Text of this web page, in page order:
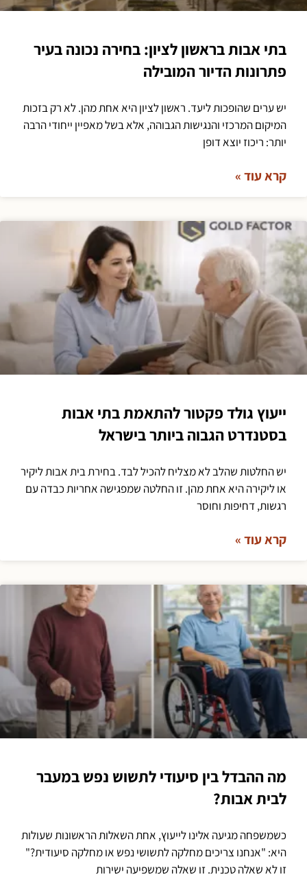
הגדרות פרטיות
כדי להעניק את החוויה הטובה ביותר, אנו משתמשים בטכנולוגיות כגון עוגיות (Cookies) לשם
אחסון ו/או גישה למידע במכשיר שלך. הסכמה לשימוש בטכנולוגיות אלו תאפשר לנו לעבד
נתונים כגון התנהגות גלישה או מזהים ייחודיים באתר זה. אי־הסכמה או ביטול הסכמה עלולים
תנאי שימוש באתר
בתי אבות בראשון לציון: בחירה נכונה בעיר
פתרונות הדיור המובילה
יש ערים שהופכות ליעד. ראשון לציון היא אחת מהן. לא רק בזכות
המיקום המרכזי והנגישות הגבוהה, אלא בשל מאפיין ייחודי הרבה
יותר: ריכוז יוצא דופן
קרא עוד »
ייעוץ גולד פקטור להתאמת בתי אבות
בסטנדרט הגבוה ביותר בישראל
יש החלטות שהלב לא מצליח להכיל לבד. בחירת בית אבות ליקיר
או ליקירה היא אחת מהן. זו החלטה שמפגישה אחריות כבדה עם
רגשות, דחיפות וחוסר
קרא עוד »
מה ההבדל בין סיעודי לתשוש נפש במעבר
לבית אבות?
כשמשפחה מגיעה אלינו לייעוץ, אחת השאלות הראשונות שעולות
היא: "אנחנו צריכים מחלקה לתשושי נפש או מחלקה סיעודית?"
זו לא שאלה טכנית. זו שאלה שמשפיעה ישירות
להשארת פרטים להתאמת דיור